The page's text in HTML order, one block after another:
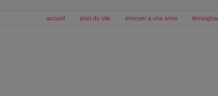
accueil plan du site envoyer à une amie